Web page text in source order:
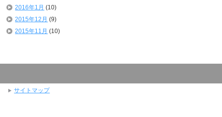
2016年1月 (10)
2015年12月 (9)
2015年11月 (10)
サイトマップ